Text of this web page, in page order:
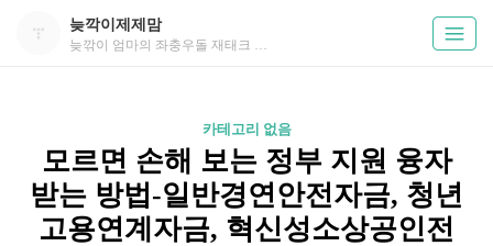
늦깍이제제맘
늦깎이 엄마의 좌충우돌 재태크 성공기
카테고리 없음
모르면 손해 보는 정부 지원 융자
받는 방법-일반경연안전자금, 청년
고용연계자금, 혁신성소상공인전